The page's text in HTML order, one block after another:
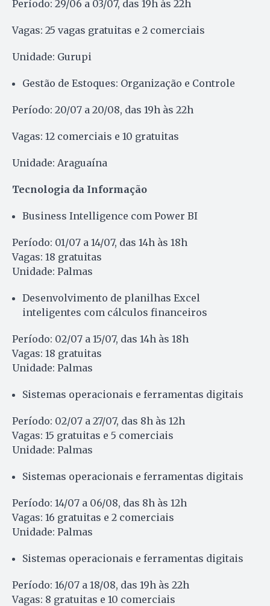
Período: 29/06 a 03/07, das 19h às 22h
Vagas: 25 vagas gratuitas e 2 comerciais
Unidade: Gurupi
Gestão de Estoques: Organização e Controle
Período: 20/07 a 20/08, das 19h às 22h
Vagas: 12 comerciais e 10 gratuitas
Unidade: Araguaína
Tecnologia da Informação
Business Intelligence com Power BI
Período: 01/07 a 14/07, das 14h às 18h
Vagas: 18 gratuitas
Unidade: Palmas
Desenvolvimento de planilhas Excel
inteligentes com cálculos financeiros
Período: 02/07 a 15/07, das 14h às 18h
Vagas: 18 gratuitas
Unidade: Palmas
Sistemas operacionais e ferramentas digitais
Período: 02/07 a 27/07, das 8h às 12h
Vagas: 15 gratuitas e 5 comerciais
Unidade: Palmas
Sistemas operacionais e ferramentas digitais
Período: 14/07 a 06/08, das 8h às 12h
Vagas: 16 gratuitas e 2 comerciais
Unidade: Palmas
Sistemas operacionais e ferramentas digitais
Período: 16/07 a 18/08, das 19h às 22h
Vagas: 8 gratuitas e 10 comerciais